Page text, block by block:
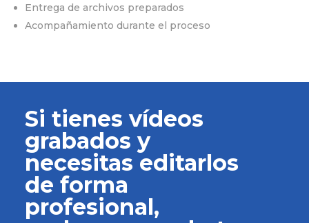
Entrega de archivos preparados
Acompañamiento durante el proceso
Si tienes vídeos
grabados y
necesitas editarlos
de forma
profesional,